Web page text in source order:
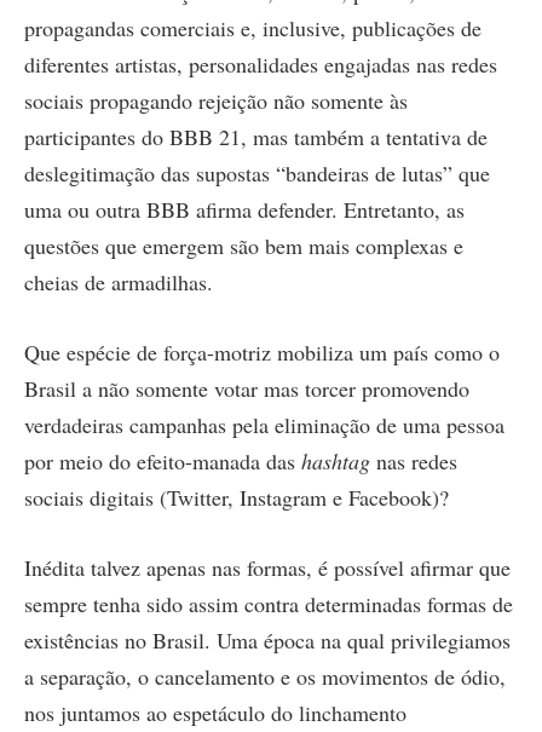
propagandas comerciais e, inclusive, publicações de
diferentes artistas, personalidades engajadas nas redes
sociais propagando rejeição não somente às
participantes do BBB 21, mas também a tentativa de
deslegitimação das supostas “bandeiras de lutas” que
uma ou outra BBB afirma defender. Entretanto, as
questões que emergem são bem mais complexas e
cheias de armadilhas.
Que espécie de força-motriz mobiliza um país como o
Brasil a não somente votar mas torcer promovendo
verdadeiras campanhas pela eliminação de uma pessoa
por meio do efeito-manada das hashtag nas redes
sociais digitais (Twitter, Instagram e Facebook)?
Inédita talvez apenas nas formas, é possível afirmar que
sempre tenha sido assim contra determinadas formas de
existências no Brasil. Uma época na qual privilegiamos
a separação, o cancelamento e os movimentos de ódio,
nos juntamos ao espetáculo do linchamento